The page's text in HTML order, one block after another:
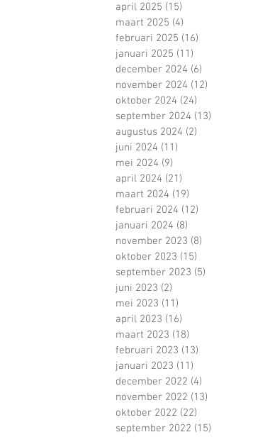
april 2025 (15)
maart 2025 (4)
februari 2025 (16)
januari 2025 (11)
december 2024 (6)
november 2024 (12)
oktober 2024 (24)
september 2024 (13)
augustus 2024 (2)
juni 2024 (11)
mei 2024 (9)
april 2024 (21)
maart 2024 (19)
februari 2024 (12)
januari 2024 (8)
november 2023 (8)
oktober 2023 (15)
september 2023 (5)
juni 2023 (2)
mei 2023 (11)
april 2023 (16)
maart 2023 (18)
februari 2023 (13)
januari 2023 (11)
december 2022 (4)
november 2022 (13)
oktober 2022 (22)
september 2022 (15)